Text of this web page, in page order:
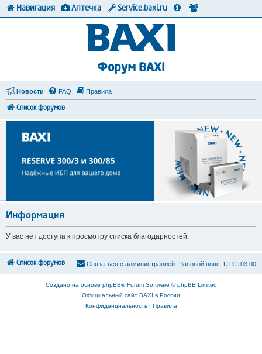
Форум BAXI
Новости FAQ Правила
Список форумов
Информация
У вас нет доступа к просмотру списка благодарностей.
Навигация Аптечка Service.baxi.ru
Список форумов Часовой пояс: UTC+03:00
Связаться с администрацией
Создано на основе phpBB® Forum Software © phpBB Limited
Официальный сайт BAXI в России
Конфиденциальность| Правила